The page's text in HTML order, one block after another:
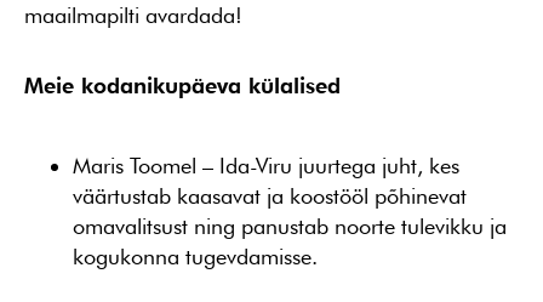
maailmapilti avardada!
Meie kodanikupäeva külalised
Maris Toomel – Ida-Viru juurtega juht, kes
väärtustab kaasavat ja koostööl põhinevat
omavalitsust ning panustab noorte tulevikku ja
kogukonna tugevdamisse.